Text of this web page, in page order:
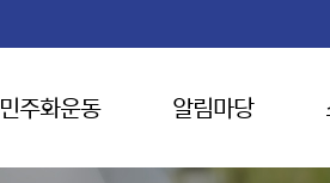
민주화운동 알림마당